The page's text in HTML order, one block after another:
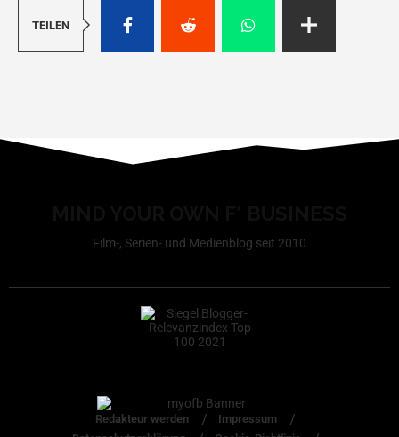
TEILEN
Film-, Serien- und Medienblog seit 2010
Redakteur werden
Impressum